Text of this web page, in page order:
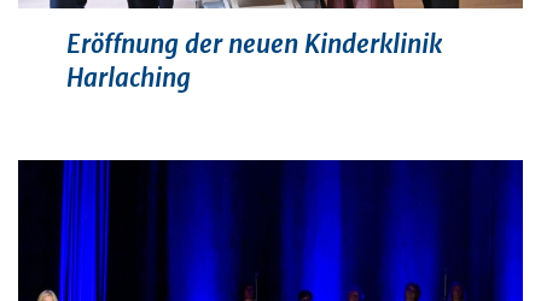
Eröffnung der neuen Kinderklinik
Harlaching